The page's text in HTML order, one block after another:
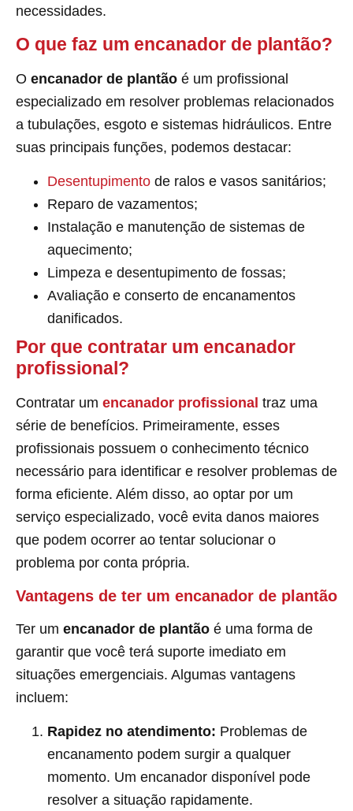
necessidades.
O que faz um encanador de plantão?
O encanador de plantão é um profissional
especializado em resolver problemas relacionados
a tubulações, esgoto e sistemas hidráulicos. Entre
suas principais funções, podemos destacar:
Desentupimento de ralos e vasos sanitários;
Reparo de vazamentos;
Instalação e manutenção de sistemas de
aquecimento;
Limpeza e desentupimento de fossas;
Avaliação e conserto de encanamentos
danificados.
Por que contratar um encanador
profissional?
Contratar um encanador profissional traz uma
série de benefícios. Primeiramente, esses
profissionais possuem o conhecimento técnico
necessário para identificar e resolver problemas de
forma eficiente. Além disso, ao optar por um
serviço especializado, você evita danos maiores
que podem ocorrer ao tentar solucionar o
problema por conta própria.
Vantagens de ter um encanador de plantão
Ter um encanador de plantão é uma forma de
garantir que você terá suporte imediato em
situações emergenciais. Algumas vantagens
incluem:
Rapidez no atendimento: Problemas de
encanamento podem surgir a qualquer
momento. Um encanador disponível pode
resolver a situação rapidamente.